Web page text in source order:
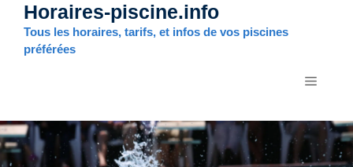
Aller
contenu
Horaires-piscine.info
Tous les horaires, tarifs, et infos de vos piscines
préférées
MENU